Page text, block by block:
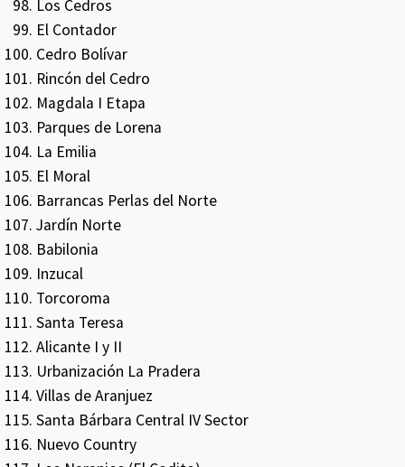
Los Cedros
El Contador
Cedro Bolívar
Rincón del Cedro
Magdala I Etapa
Parques de Lorena
La Emilia
El Moral
Barrancas Perlas del Norte
Jardín Norte
Babilonia
Inzucal
Torcoroma
Santa Teresa
Alicante I y II
Urbanización La Pradera
Villas de Aranjuez
Santa Bárbara Central IV Sector
Nuevo Country